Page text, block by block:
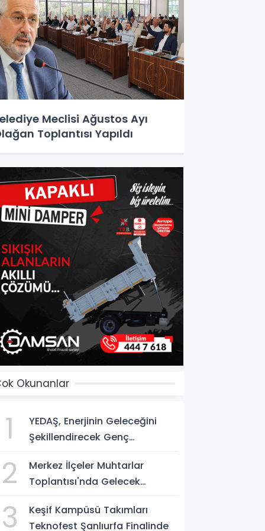
Meclisi Ağustos Ayı
Toplantısı Yapıldı
Okunanlar
1
YEDAŞ, Enerjinin Geleceğini
Şekillendirecek Genç
2
Merkez İlçeler Muhtarlar
Toplantısı'nda Gelecek
3
Keşif Kampüsü Takımları
Teknofest Şanlıurfa Finalinde